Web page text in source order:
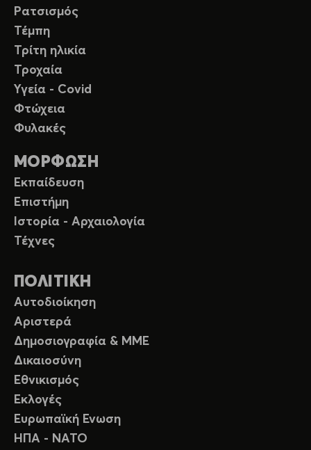
Ρατσισμός
Τέμπη
Τρίτη ηλικία
Τροχαία
Υγεία - Covid
Φτώχεια
Φυλακές
ΜΟΡΦΩΣΗ
Εκπαίδευση
Επιστήμη
Ιστορία - Αρχαιολογία
Τέχνες
ΠΟΛΙΤΙΚΗ
Αυτοδιοίκηση
Αριστερά
Δημοσιογραφία & ΜΜΕ
Δικαιοσύνη
Εθνικισμός
Εκλογές
Ευρωπαϊκή Ενωση
ΗΠΑ - ΝΑΤΟ